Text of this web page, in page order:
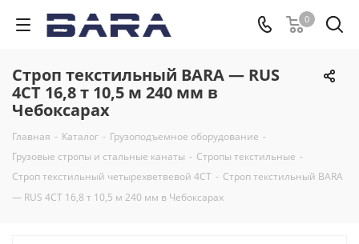
0
Строп текстильный BARA — RUS
4СТ 16,8 т 10,5 м 240 мм в
Чебоксарах
Главная - Каталог - Грузоподъемное оборудование -
Грузовые стропы и стальные канаты - Стропы текстильные -
Строп текстильный четырехветвевой 4СТ - Строп текстильный BARA
— RUS 4СТ 16,8 т 10,5 м 240 мм в Чебоксарах